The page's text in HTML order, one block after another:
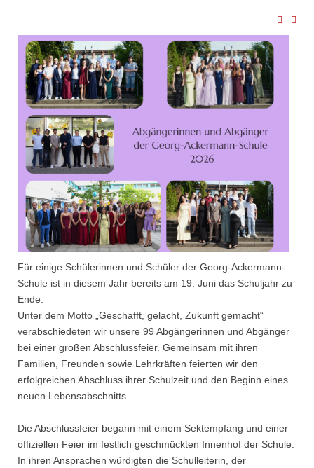
Für einige Schülerinnen und Schüler der Georg-Ackermann-
Schule ist in diesem Jahr bereits am 19. Juni das Schuljahr zu
Ende.
Unter dem Motto „Geschafft, gelacht, Zukunft gemacht“
verabschiedeten wir unsere 99 Abgängerinnen und Abgänger
bei einer großen Abschlussfeier. Gemeinsam mit ihren
Familien, Freunden sowie Lehrkräften feierten wir den
erfolgreichen Abschluss ihrer Schulzeit und den Beginn eines
neuen Lebensabschnitts.
Die Abschlussfeier begann mit einem Sektempfang und einer
offiziellen Feier im festlich geschmückten Innenhof der Schule.
In ihren Ansprachen würdigten die Schulleiterin, der